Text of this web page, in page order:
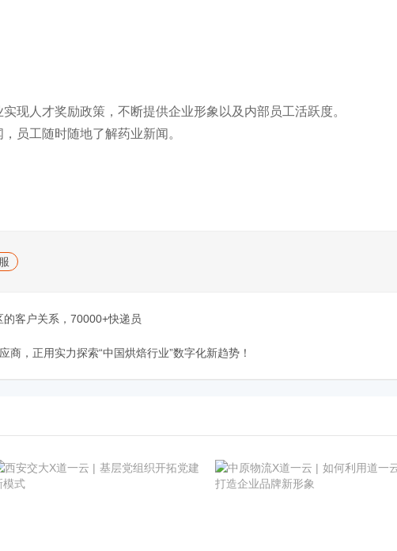
现人才奖励政策，不断提供企业形象以及内部员工活跃度。
员工随时随地了解药业新闻。
客户关系，70000+快递员
，正用实力探索“中国烘焙行业”数字化新趋势！